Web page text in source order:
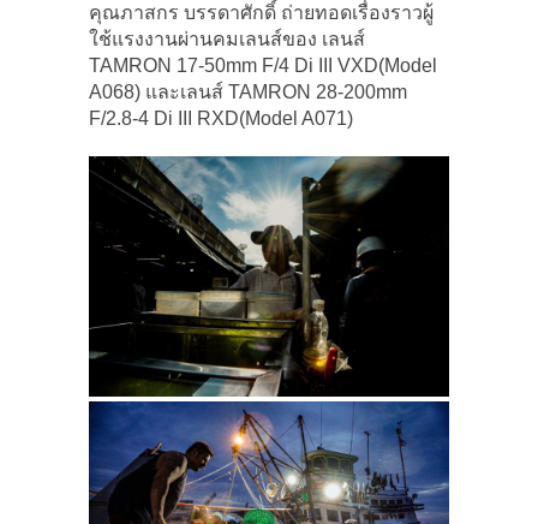
คุณภาสกร บรรดาศักดิ์ ถ่ายทอดเรื่องราวผู้
ใช้แรงงานผ่านคมเลนส์ของ เลนส์
TAMRON 17-50mm F/4 Di III VXD(Model
A068) และเลนส์ TAMRON 28-200mm
F/2.8-4 Di III RXD(Model A071)